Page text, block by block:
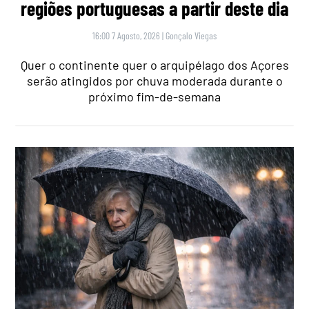
regiões portuguesas a partir deste dia
16:00 7 Agosto, 2026 | Gonçalo Viegas
Quer o continente quer o arquipélago dos Açores
serão atingidos por chuva moderada durante o
próximo fim-de-semana